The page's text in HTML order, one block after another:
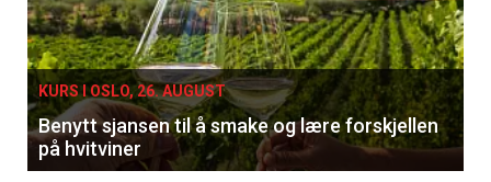
KURS I OSLO, 26. AUGUST
Benytt sjansen til å smake og lære forskjellen
på hvitviner